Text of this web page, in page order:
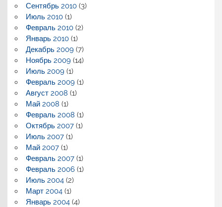
Сентябрь 2010(3)
Июль 2010(1)
Февраль 2010(2)
Январь 2010(1)
Декабрь 2009(7)
Ноябрь 2009(14)
Июль 2009(1)
Февраль 2009(1)
Август 2008 (1)
Май 2008 (1)
Февраль 2008 (1)
Октябрь 2007(1)
Июль 2007(1)
Май 2007(1)
Февраль 2007(1)
Февраль 2006(1)
Июль 2004(2)
Март 2004(1)
Январь 2004(4)